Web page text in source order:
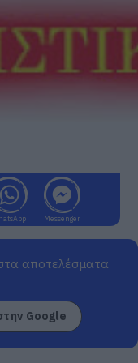
Messenger
αποτελέσματα
Google